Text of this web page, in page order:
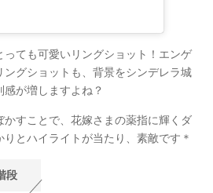
ても可愛いリングショット！エンゲ
ングショットも、背景をシンデレラ城
が増しますよね？
かすことで、花嫁さまの薬指に輝くダ
とハイライトが当たり、素敵です＊
段